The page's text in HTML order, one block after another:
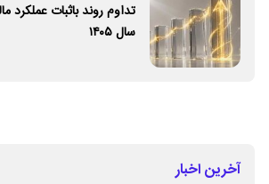
تداوم روند باثبات عملکرد
سال ۱۴۰۵
آخرین اخبار